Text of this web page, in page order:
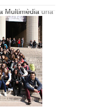
Multimèdia una